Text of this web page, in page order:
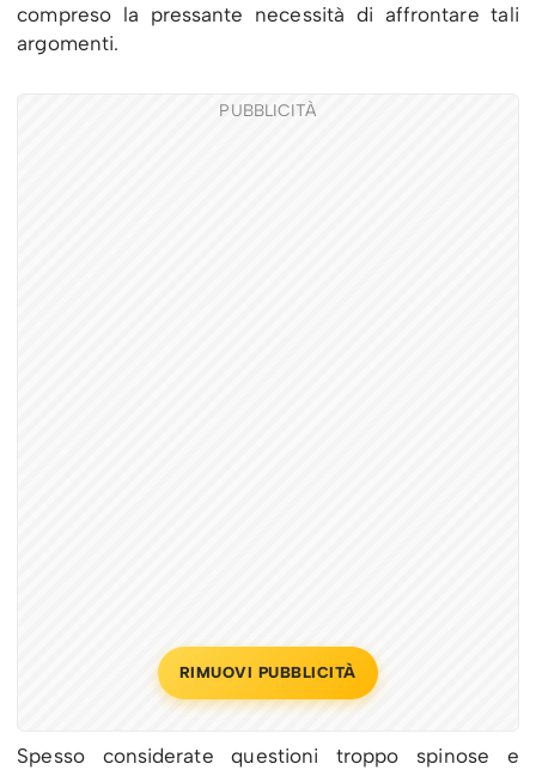
compreso la pressante necessità di affrontare tali
argomenti.
PUBBLICITÀ
RIMUOVI PUBBLICITÀ
Spesso considerate questioni troppo spinose e